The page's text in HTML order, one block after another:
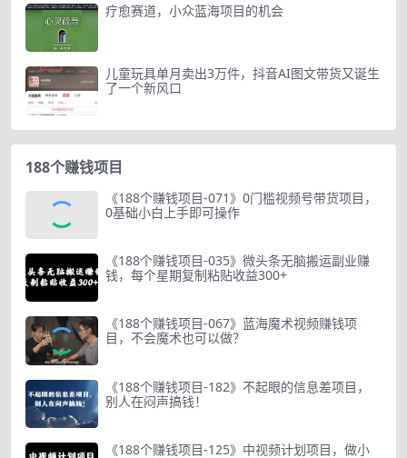
疗愈赛道，小众蓝海项目的机会
儿童玩具单月卖出3万件，抖音AI图文带货又诞生
了一个新风口
188个赚钱项目
《188个赚钱项目-071》0门槛视频号带货项目，
0基础小白上手即可操作
《188个赚钱项目-035》微头条无脑搬运副业赚
钱，每个星期复制粘贴收益300+
《188个赚钱项目-067》蓝海魔术视频赚钱项
目，不会魔术也可以做？
《188个赚钱项目-182》不起眼的信息差项目，
别人在闷声搞钱！
《188个赚钱项目-125》中视频计划项目，做小